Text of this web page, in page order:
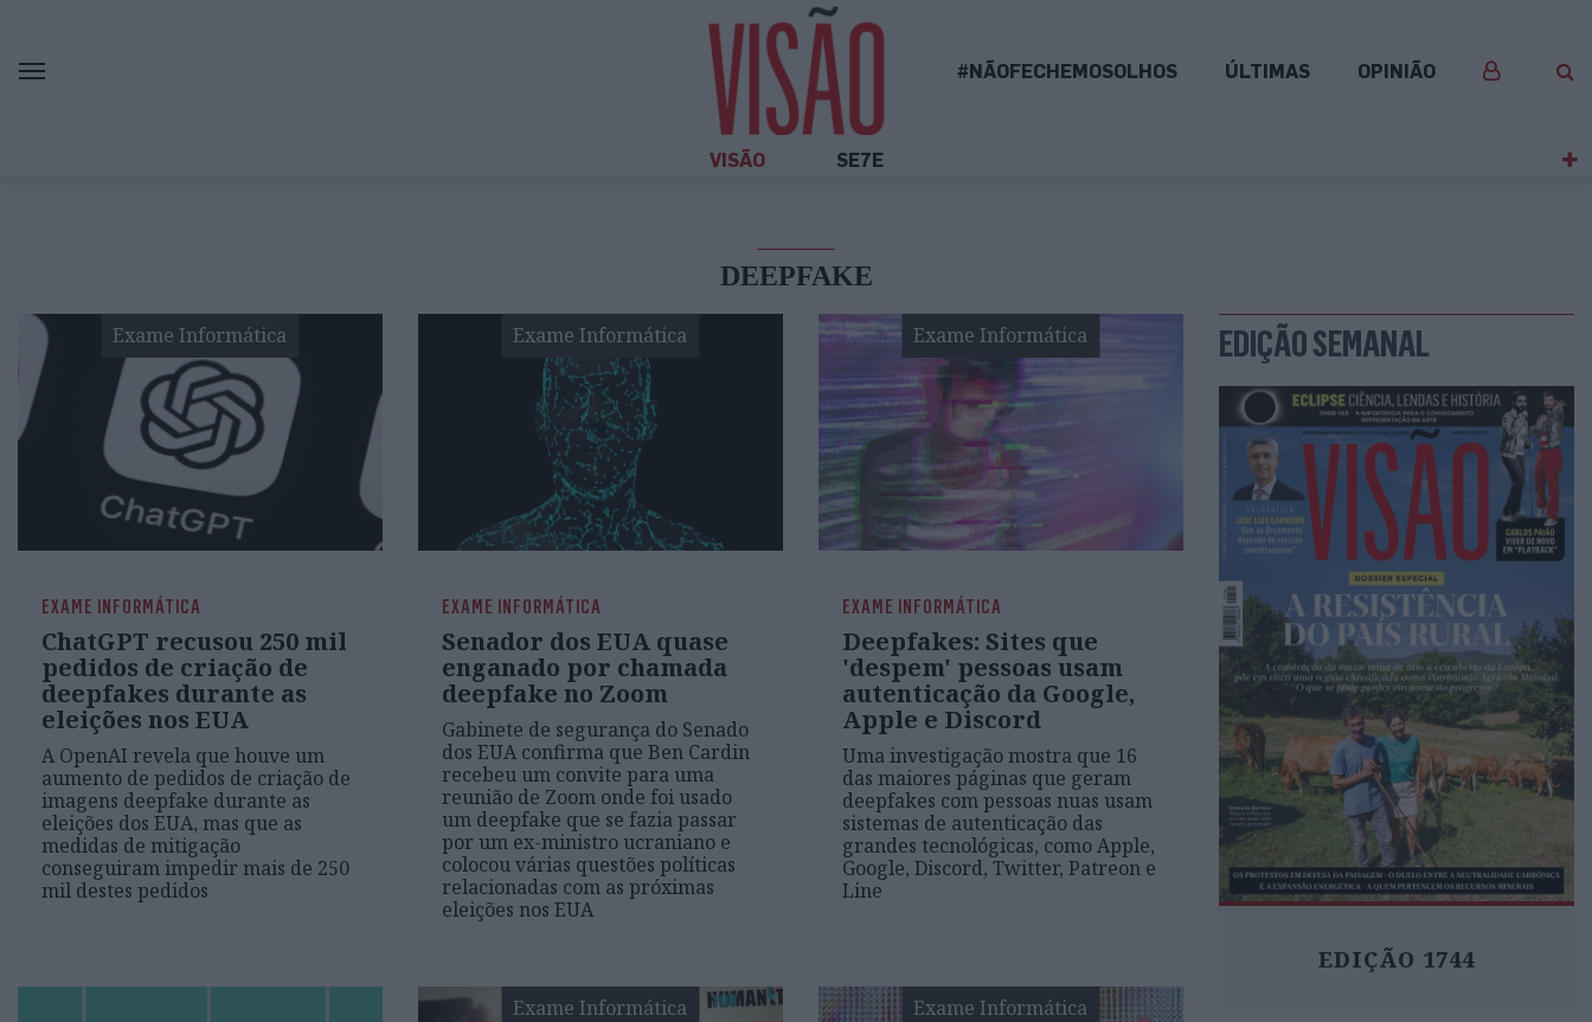
#NÃOFECHEMOSOLHOS ÚLTIMAS OPINIÃO
VISÃO SE7E
DEEPFAKE
Exame Informática
EXAME INFORMÁTICA
ChatGPT recusou 250 mil
pedidos de criação de
deepfakes durante as
eleições nos EUA
A OpenAI revela que houve um
aumento de pedidos de criação de
imagens deepfake durante as
eleições dos EUA, mas que as
medidas de mitigação
conseguiram impedir mais de 250
mil destes pedidos
Exame Informática
EXAME INFORMÁTICA
Senador dos EUA quase
enganado por chamada
deepfake no Zoom
Gabinete de segurança do Senado
dos EUA confirma que Ben Cardin
recebeu um convite para uma
reunião de Zoom onde foi usado
um deepfake que se fazia passar
por um ex-ministro ucraniano e
colocou várias questões políticas
relacionadas com as próximas
eleições nos EUA
Exame Informática
EXAME INFORMÁTICA
Deepfakes: Sites que
'despem' pessoas usam
autenticação da Google,
Apple e Discord
Uma investigação mostra que 16
das maiores páginas que geram
deepfakes com pessoas nuas usam
sistemas de autenticação das
grandes tecnológicas, como Apple,
Google, Discord, Twitter, Patreon e
Line
Exame Informática Exame Informática
EDIÇÃO SEMANAL
EDIÇÃO 1744